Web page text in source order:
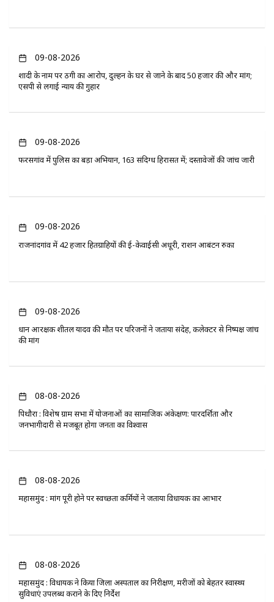
09-08-2026
शादी के नाम पर ठगी का आरोप, दुल्हन के घर से जाने के बाद 50 हजार की और मांग;
एसपी से लगाई न्याय की गुहार
09-08-2026
फरसगांव में पुलिस का बड़ा अभियान, 163 संदिग्ध हिरासत में; दस्तावेजों की जांच जारी
09-08-2026
राजनांदगांव में 42 हजार हितग्राहियों की ई-केवाईसी अधूरी, राशन आबंटन रुका
09-08-2026
प्रधान आरक्षक शीतल यादव की मौत पर परिजनों ने जताया संदेह, कलेक्टर से निष्पक्ष जांच
की मांग
08-08-2026
पिथौरा : विशेष ग्राम सभा में योजनाओं का सामाजिक अंकेक्षण: पारदर्शिता और
जनभागीदारी से मजबूत होगा जनता का विश्वास
08-08-2026
महासमुंद : मांग पूरी होने पर स्वच्छता कर्मियों ने जताया विधायक का आभार
08-08-2026
महासमुंद : विधायक ने किया जिला अस्पताल का निरीक्षण, मरीजों को बेहतर स्वास्थ्य
सुविधाएं उपलब्ध कराने के दिए निर्देश